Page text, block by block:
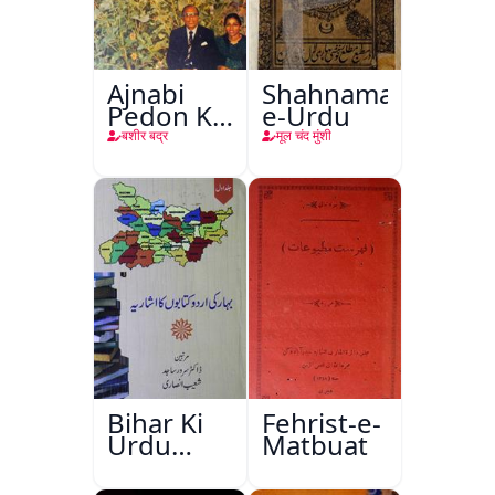
Ajnabi
Pedon Ke
Saye
बशीर बद्र
Shahnama-
e-Urdu
मूल चंद मुंशी
Bihar Ki
Urdu
Kitabon
Fehrist-e-
Matbuat